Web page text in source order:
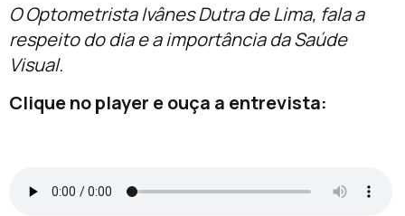
O Optometrista Ivânes Dutra de Lima, fala a
respeito do dia e a importância da Saúde
Visual.
Clique no player e ouça a entrevista: